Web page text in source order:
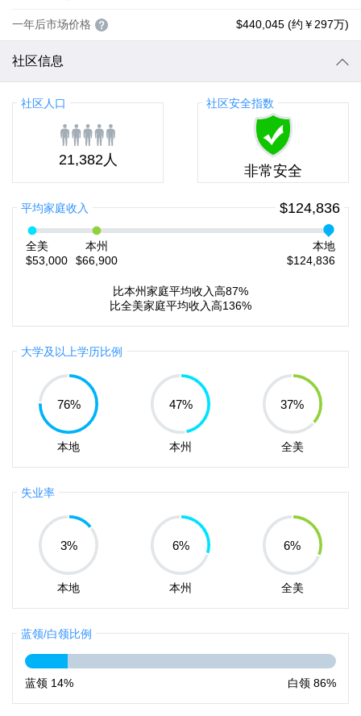
一年后市场价格 $440,045 (约￥297万)
社区信息
社区人口
21,382人
社区安全指数
非常安全
平均家庭收入 $124,836
全美
$53,000
本州
$66,900
本地
$124,836
比本州家庭平均收入高87%
比全美家庭平均收入高136%
大学及以上学历比例
76%
本地
47%
本州
37%
全美
失业率
3%
本地
6%
本州
6%
全美
蓝领/白领比例
蓝领 14% 白领 86%